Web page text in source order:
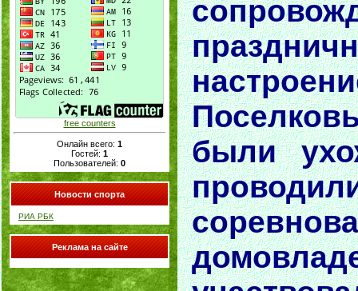
free counters
Онлайн всего: 1
Гостей: 1
Пользователей: 0
Новости спорта
РИА РБК
Реклама на сайте
были